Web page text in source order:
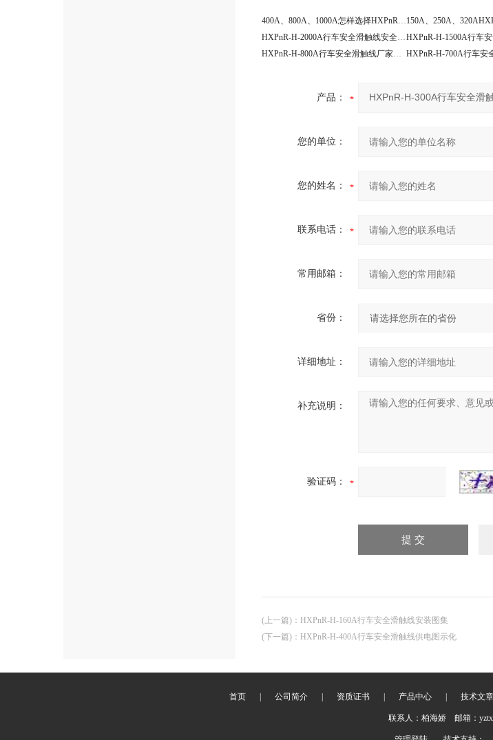
400A、800A、1000A怎样选择HXPnR-H-500A行车安全滑触线载流量
HXPnR-H-2000A行车安全滑触线安全常识
HXPnR-H-800A行车安全滑触线厂家市场动态
产品：
您的单位：
您的姓名：
联系电话：
常用邮箱：
省份：
详细地址：
补充说明：
验证码：
(上一篇) ： HXPnR-H-160A行车安全滑触线安装图集
(下一篇) ： HXPnR-H-400A行车安全滑触线供电图示化
首页 公司简介 资质证书 产品中心 技术文章
联系人：柏海娇 邮箱：